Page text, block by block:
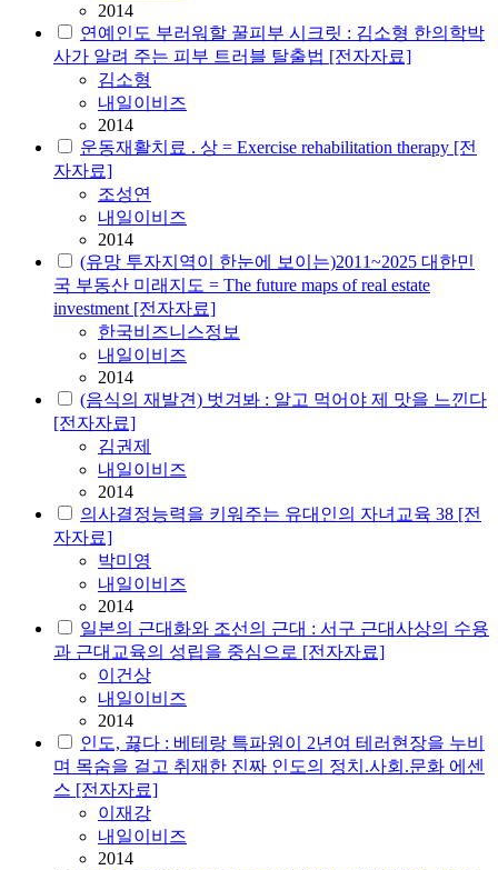
2014
연예인도 부러워할 꿀피부 시크릿 : 김소형 한의학박
사가 알려 주는 피부 트러블 탈출법 [전자자료]
김소형
내일이비즈
2014
운동재활치료 . 상 = Exercise rehabilitation therapy [전
자자료]
조성연
내일이비즈
2014
(유망 투자지역이 한눈에 보이는)2011~2025 대한민
국 부동산 미래지도 = The future maps of real estate
investment [전자자료]
한국비즈니스정보
내일이비즈
2014
(음식의 재발견) 벗겨봐 : 알고 먹어야 제 맛을 느낀다
[전자자료]
김권제
내일이비즈
2014
의사결정능력을 키워주는 유대인의 자녀교육 38 [전
자자료]
박미영
내일이비즈
2014
일본의 근대화와 조선의 근대 : 서구 근대사상의 수용
과 근대교육의 성립을 중심으로 [전자자료]
이건상
내일이비즈
2014
인도, 끓다 : 베테랑 특파원이 2년여 테러현장을 누비
며 목숨을 걸고 취재한 진짜 인도의 정치.사회.문화 에센
스 [전자자료]
이재강
내일이비즈
2014